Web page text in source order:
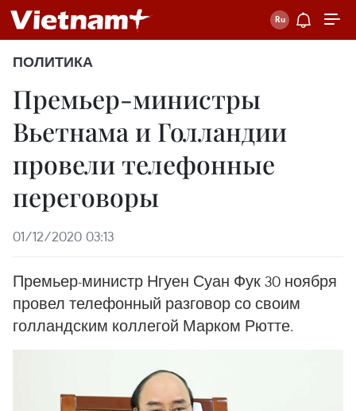
ПОЛИТИКА
Премьер-министры
Вьетнама и Голландии
провели телефонные
переговоры
01/12/2020 03:13
Премьер-министр Нгуен Суан Фук 30 ноября
провел телефонный разговор со своим
голландским коллегой Марком Рютте.